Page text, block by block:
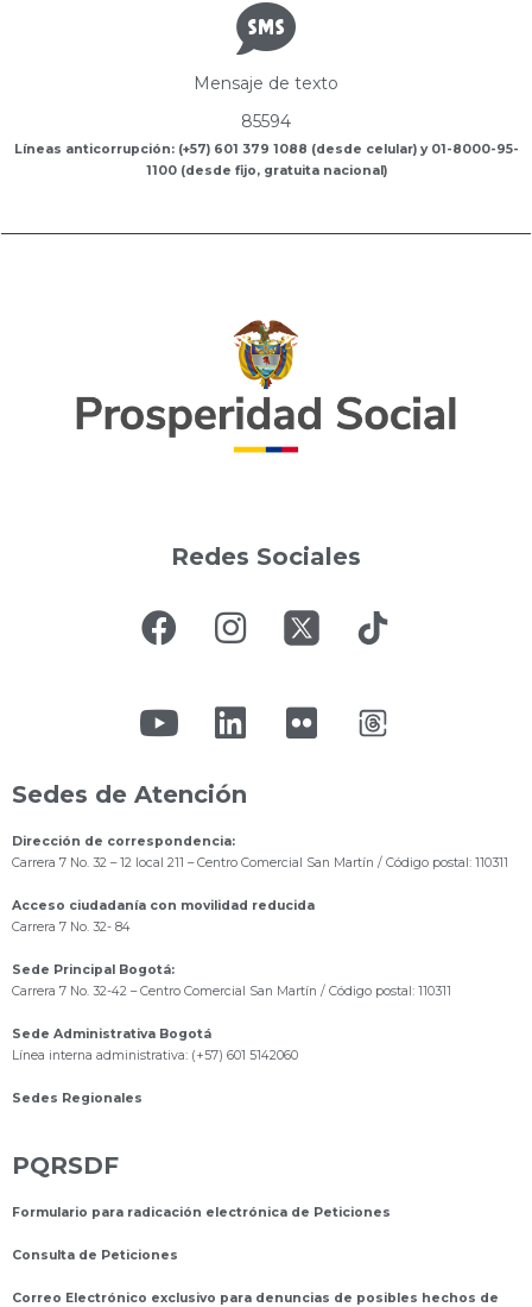
Mensaje de texto
85594
Líneas anticorrupción: (+57) 601 379 1088 (desde celular) y 01-8000-95-
1100 (desde fijo, gratuita nacional)
Redes Sociales
Sedes de Atención
Dirección de correspondencia:
Carrera 7 No. 32 – 12 local 211 – Centro Comercial San Martín / Código postal: 110311
Acceso ciudadanía con movilidad reducida
Carrera 7 No. 32- 84
Sede Principal Bogotá:
Carrera 7 No. 32-42 – Centro Comercial San Martín / Código postal: 110311
Sede Administrativa Bogotá
Línea interna administrativa: (+57) 601 5142060
Sedes Regionales
PQRSDF
Formulario para radicación electrónica de Peticiones
Consulta de Peticiones
Correo Electrónico exclusivo para denuncias de posibles hechos de